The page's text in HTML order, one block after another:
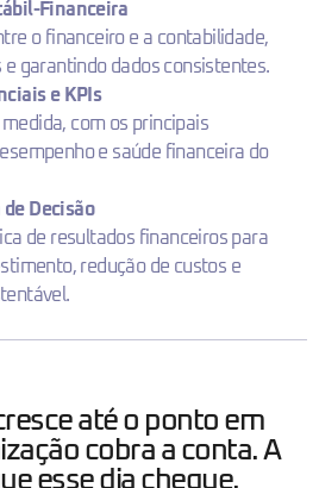
Financeira
o financeiro e a contabilidade,
e garantindo dados consistentes.
e KPIs
com os principais
e saúde financeira do
Decisão
de resultados financeiros para
redução de custos e
até o ponto em
cobra a conta. A
esse dia chegue.